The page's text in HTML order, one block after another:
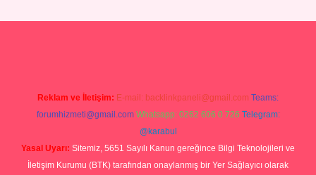
Reklam ve İletişim: E-mail: backlinkpaneli@gmail.com Teams:
forumhizmeti@gmail.com Whatsapp: 0262 606 0 726 Telegram:
@karabul
Yasal Uyarı: Sitemiz, 5651 Sayılı Kanun gereğince Bilgi Teknolojileri ve
İletişim Kurumu (BTK) tarafından onaylanmış bir Yer Sağlayıcı olarak